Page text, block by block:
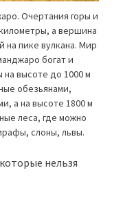
Очертания горы и
а вершина
на пике вулкана. Мир
богат и
на высоте до 1000 м
обезьянами,
а на высоте 1800 м
леса, где можно
слоны, львы.
нельзя